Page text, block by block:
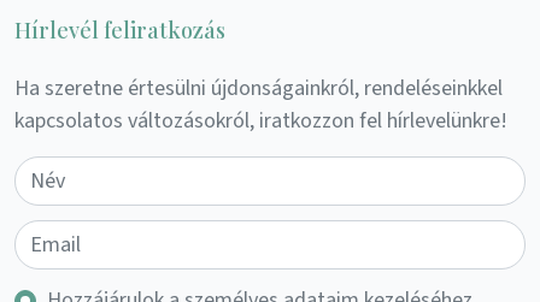
Hírlevél feliratkozás
Ha szeretne értesülni újdonságainkról, rendeléseinkkel
kapcsolatos változásokról, iratkozzon fel hírlevelünkre!